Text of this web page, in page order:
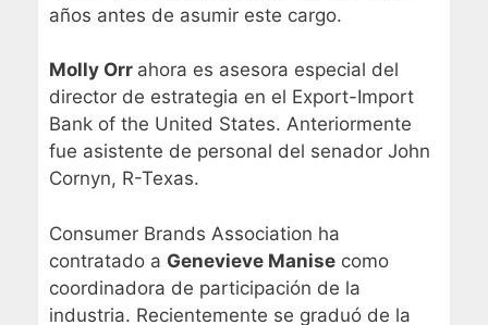
años antes de asumir este cargo.
Molly Orr ahora es asesora especial del
director de estrategia en el Export-Import
Bank of the United States. Anteriormente
fue asistente de personal del senador John
Cornyn, R-Texas.
Consumer Brands Association ha
contratado a Genevieve Manise como
coordinadora de participación de la
industria. Recientemente se graduó de la